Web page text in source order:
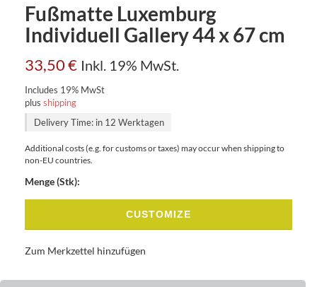
Fußmatte Luxemburg
Individuell Gallery 44 x 67 cm
33,50€ Inkl. 19% MwSt.
Includes 19% MwSt
plus shipping
Delivery Time: in 12 Werktagen
Additional costs (e.g. for customs or taxes) may occur when shipping to
non-EU countries.
Menge (Stk):
CUSTOMIZE
Zum Merkzettel hinzufügen